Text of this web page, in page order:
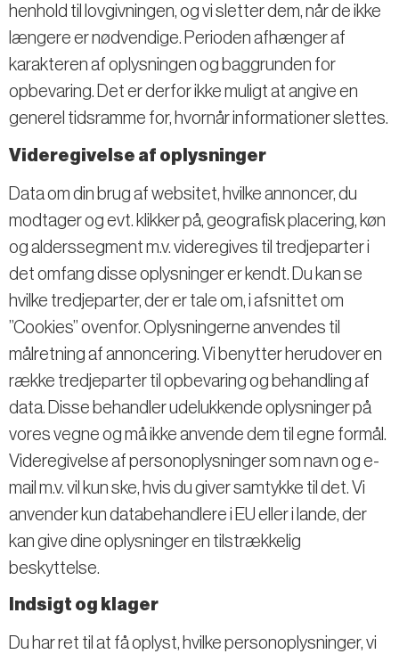
henhold til lovgivningen, og vi sletter dem, når de ikke
længere er nødvendige. Perioden afhænger af
karakteren af oplysningen og baggrunden for
opbevaring. Det er derfor ikke muligt at angive en
generel tidsramme for, hvornår informationer slettes.
Videregivelse af oplysninger
Data om din brug af websitet, hvilke annoncer, du
modtager og evt. klikker på, geografisk placering, køn
og alderssegment m.v. videregives til tredjeparter i
det omfang disse oplysninger er kendt. Du kan se
hvilke tredjeparter, der er tale om, i afsnittet om
”Cookies” ovenfor. Oplysningerne anvendes til
målretning af annoncering. Vi benytter herudover en
række tredjeparter til opbevaring og behandling af
data. Disse behandler udelukkende oplysninger på
vores vegne og må ikke anvende dem til egne formål.
Videregivelse af personoplysninger som navn og e-
mail m.v. vil kun ske, hvis du giver samtykke til det. Vi
anvender kun databehandlere i EU eller i lande, der
kan give dine oplysninger en tilstrækkelig
beskyttelse.
Indsigt og klager
Du har ret til at få oplyst, hvilke personoplysninger, vi